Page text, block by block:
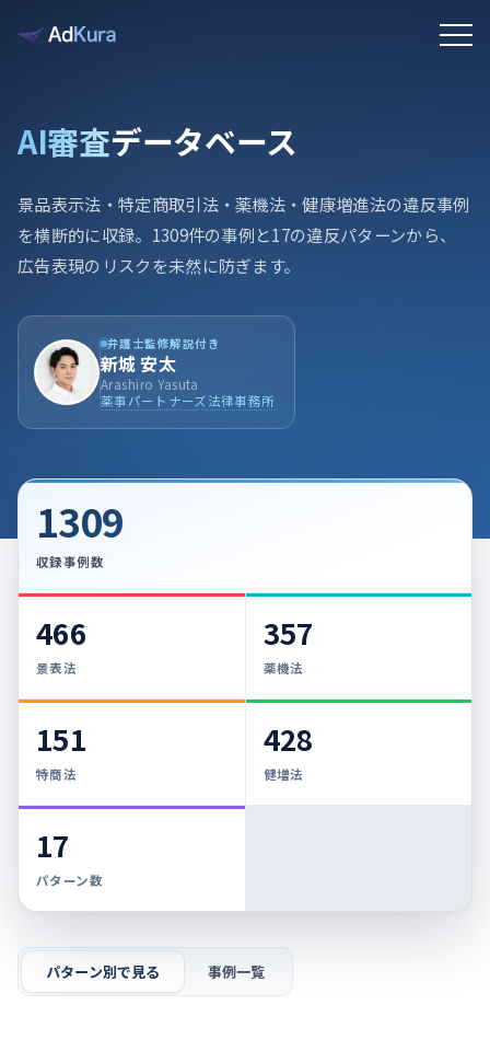
AI審査データベース
景品表示法・特定商取引法・薬機法・健康増進法の違反事例
を横断的に収録。1309件の事例と17の違反パターンから、
広告表現のリスクを未然に防ぎます。
弁護士監修解説付き
新城 安太
Arashiro Yasuta
薬事パートナーズ法律事務所
1309
収録事例数
466
景表法
357
薬機法
151
特商法
428
健増法
17
パターン数
パターン別で見る 事例一覧